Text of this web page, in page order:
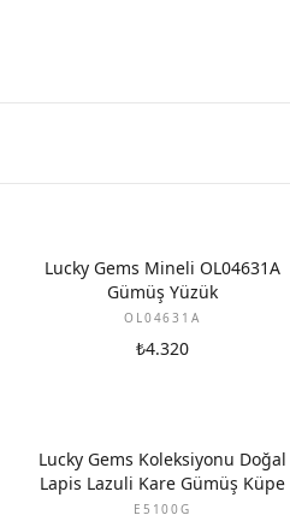
Lucky Gems Mineli OL04631A
Gümüş Yüzük
OL04631A
₺4.320
Lucky Gems Koleksiyonu Doğal
Lapis Lazuli Kare Gümüş Küpe
E5100G